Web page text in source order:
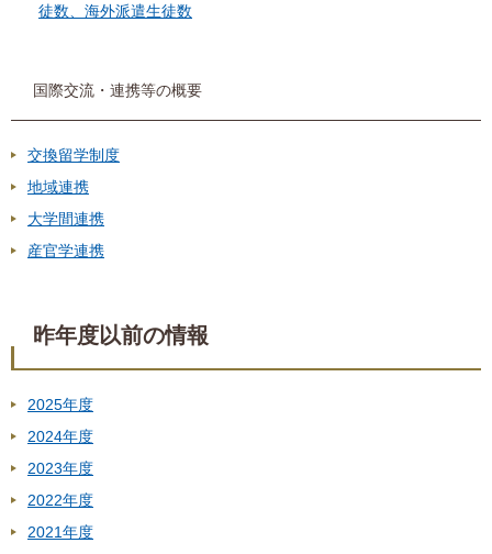
徒数、海外派遣生徒数
国際交流・連携等の概要
交換留学制度
地域連携
大学間連携
産官学連携
昨年度以前の情報
2025年度
2024年度
2023年度
2022年度
2021年度